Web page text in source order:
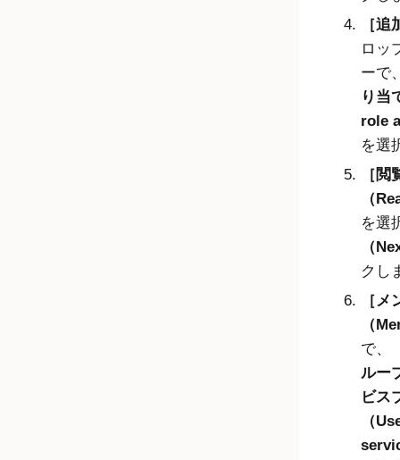
追
ロッ
ーで
り当
role
を選
閲
（
を選
（
クし
メ
（
で、
ルー
ビス
（